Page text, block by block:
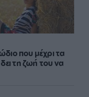
που μέχρι τα
τη ζωή του να